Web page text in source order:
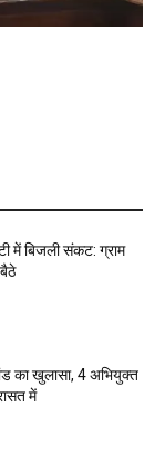
में बिजली संकट: ग्राम
का खुलासा, 4 अभियुक्त
में